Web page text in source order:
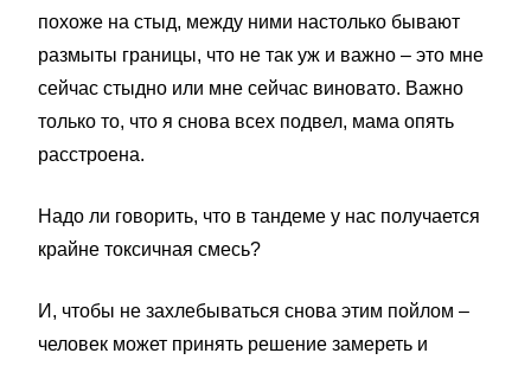
похоже на стыд, между ними настолько бывают
размыты границы, что не так уж и важно – это мне
сейчас стыдно или мне сейчас виновато. Важно
только то, что я снова всех подвел, мама опять
расстроена.
Надо ли говорить, что в тандеме у нас получается
крайне токсичная смесь?
И, чтобы не захлебываться снова этим пойлом –
человек может принять решение замереть и